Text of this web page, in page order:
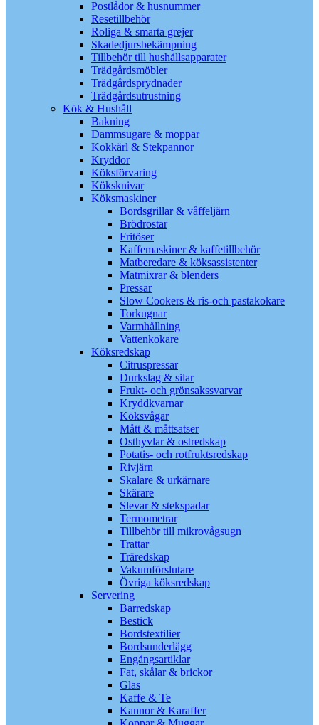
Postlådor & husnummer
Resetillbehör
Roliga & smarta grejer
Skadedjursbekämpning
Tillbehör till hushållsapparater
Trädgårdsmöbler
Trädgårdsprydnader
Trädgårdsutrustning
Kök & Hushåll
Bakning
Dammsugare & moppar
Kokkärl & Stekpannor
Kryddor
Köksförvaring
Köksknivar
Köksmaskiner
Bordsgrillar & våffeljärn
Brödrostar
Fritöser
Kaffemaskiner & kaffetillbehör
Matberedare & köksassistenter
Matmixrar & blenders
Pressar
Slow Cookers & ris-och pastakokare
Torkugnar
Varmhållning
Vattenkokare
Köksredskap
Citruspressar
Durkslag & silar
Frukt- och grönsakssvarvar
Kryddkvarnar
Köksvågar
Mått & måttsatser
Osthyvlar & ostredskap
Potatis- och rotfruktsredskap
Rivjärn
Skalare & urkärnare
Skärare
Slevar & stekspadar
Termometrar
Tillbehör till mikrovågsugn
Trattar
Träredskap
Vakumförslutare
Övriga köksredskap
Servering
Barredskap
Bestick
Bordstextilier
Bordsunderlägg
Engångsartiklar
Fat, skålar & brickor
Glas
Kaffe & Te
Kannor & Karaffer